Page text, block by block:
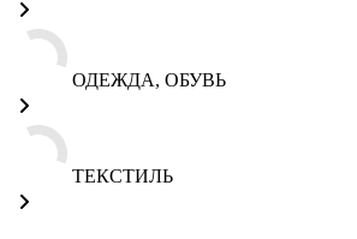
ОДЕЖДА, ОБУВЬ
ТЕКСТИЛЬ